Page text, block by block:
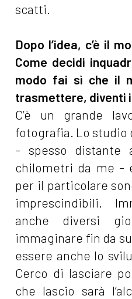
scatti.
Dopo l’idea, c’è il
Come decidi
modo fai sì che il
trasmettere, diventi
C’è un grande
fotografia. Lo studio
- spesso distante
chilometri da me -
per il particolare
imprescindibili.
anche diversi
immaginare fin da
essere anche lo
Cerco di lasciare
che lascio sarà